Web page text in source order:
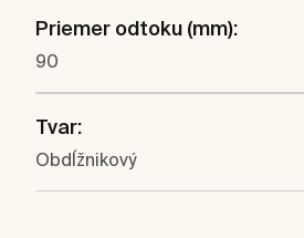
Priemer odtoku (mm):
90
Tvar:
Obdĺžnikový